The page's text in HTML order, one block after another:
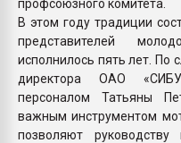
профсоюзного комитета.
В этом году традиции
представителей
исполнилось пять лет. По
директора ОАО
персоналом Татьяны
важным инструментом
позволяют